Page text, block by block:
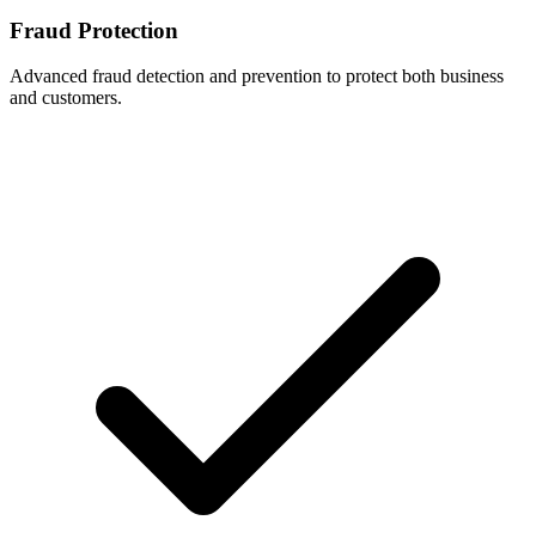
Fraud Protection
Advanced fraud detection and prevention to protect both business
and customers.